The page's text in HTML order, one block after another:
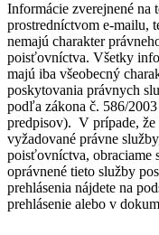
Informácie zverejnené na
prostredníctvom e-mailu,
nemajú charakter
poisťovníctva. Všetky
majú iba všeobecný
poskytovania právnych
podľa zákona č. 586/
predpisov). V prípade, že
vyžadované právne
poisťovníctva, obraciame
oprávnené tieto služby
prehlásenia nájdete na
prehlásenie alebo v